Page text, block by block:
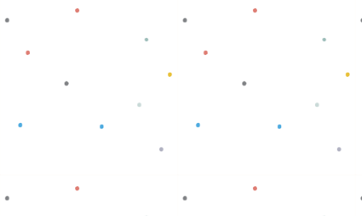
Baca selengkapnya